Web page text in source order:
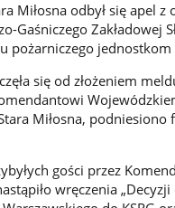
Miłosna odbył się apel
Gaśniczego Zakładowej
pożarniczego
się od złożeniem
Miłosna,
gości przez
wręczenia